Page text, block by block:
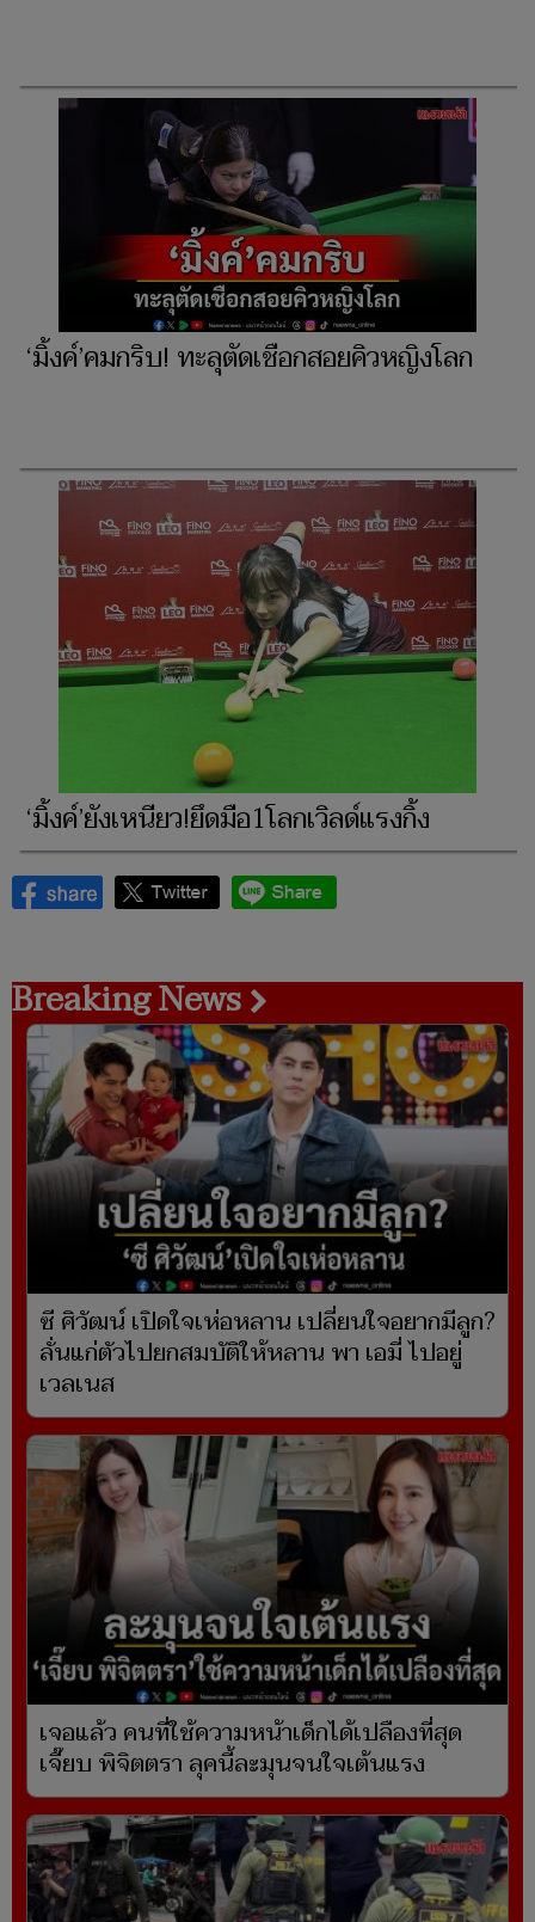
‘มิ้งค์’คมกริบ! ทะลุตัดเชือกสอยคิวหญิงโลก
‘มิ้งค์’ยังเหนียว!ยึดมือ1โลกเวิลด์แรงกิ้ง
Breaking News
ซี ศิวัฒน์ เปิดใจเห่อหลาน เปลี่ยนใจอยากมีลูก?
ลั่นแก่ตัวไปยกสมบัติให้หลาน พา เอมี่ ไปอยู่
เวลเนส
เจอแล้ว คนที่ใช้ความหน้าเด็กได้เปลืองที่สุด
เจี๊ยบ พิจิตตรา ลุคนี้ละมุนจนใจเต้นแรง